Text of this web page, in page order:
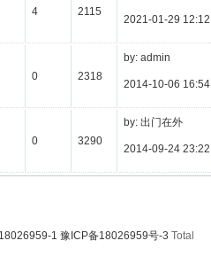
4 2115
2021-01-29 12:12
0 2318
by: admin
2014-10-06 16:54
0 3290
by: 出门在外
2014-09-24 23:22
1 豫ICP备18026959号-3 Total